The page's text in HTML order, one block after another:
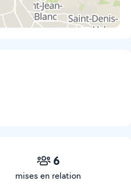
6
mises en relation